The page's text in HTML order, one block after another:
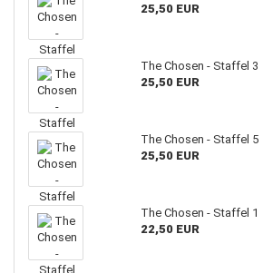
25,50 EUR
The Chosen - Staffel 3
25,50 EUR
The Chosen - Staffel 5
25,50 EUR
The Chosen - Staffel 1
22,50 EUR